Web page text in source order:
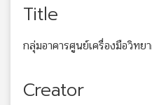
Title
กลุ่มอาคารศูนย์เครื่องมือวิท
Creator